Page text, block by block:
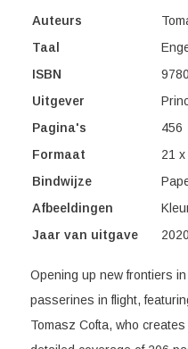
Auteurs
Taal
ISBN
Uitgever
Pagina's
456
Formaat
21 x
Bindwijze
Afbeeldingen
Jaar van uitgave
2020
Opening up new frontiers
passerines in flight,
Tomasz Cofta, who